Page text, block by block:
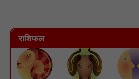
राशिफल